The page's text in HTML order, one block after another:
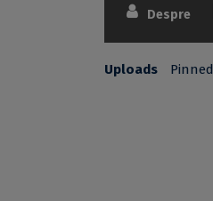
Despre
Uploads Pinned